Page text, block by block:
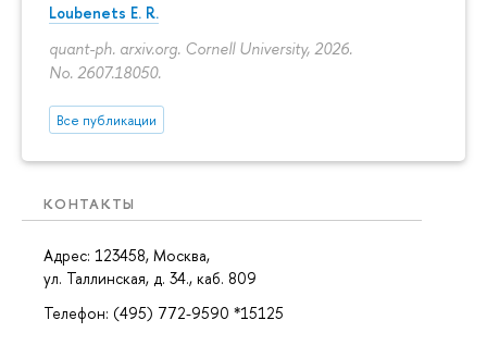
Loubenets E. R.
quant-ph. arxiv.org. Cornell University, 2026.
No. 2607.18050.
Все публикации
КОНТАКТЫ
Адрес: 123458, Москва,
ул. Таллинская, д. 34., каб. 809
Телефон: (495) 772-9590 *15125